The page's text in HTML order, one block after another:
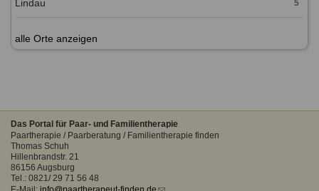
Lindau 5
alle Orte anzeigen
Das Portal für Paar- und Familientherapie
Paartherapie / Paarberatung / Familientherapie finden
Thomas Schuh
Hillenbrandstr. 21
86156 Augsburg
Tel.: 0821/ 29 71 56 48